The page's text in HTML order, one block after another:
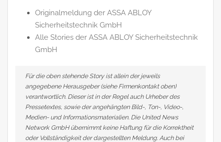
Originalmeldung der ASSA ABLOY
Sicherheitstechnik GmbH
Alle Stories der ASSA ABLOY Sicherheitstechnik
GmbH
Für die oben stehende Story ist allein der jeweils
angegebene Herausgeber (siehe Firmenkontakt oben)
verantwortlich. Dieser ist in der Regel auch Urheber des
Pressetextes, sowie der angehängten Bild-, Ton-, Video-,
Medien- und Informationsmaterialien. Die United News
Network GmbH übernimmt keine Haftung für die Korrektheit
oder Vollständigkeit der dargestellten Meldung. Auch bei